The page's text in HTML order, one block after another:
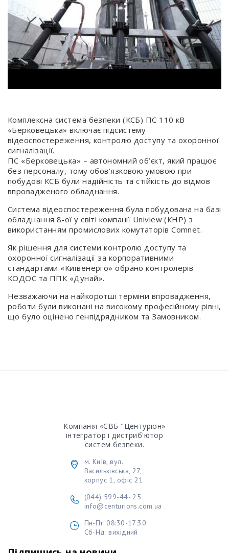
Комплексна система безпеки (КСБ) ПС 110 кВ
«Берковецька» включає підсистему
відеоспостереження, контролю доступу та охоронної
сигналізації.
ПС «Берковецька» – автономний об’єкт, який працює
без персоналу, тому обов’язковою умовою при
побудові КСБ були надійність та стійкість до відмов
впровадженого обладнання.
Система відеоспостереження була побудована на базі
обладнання 8-ої у світі компанії Uniview (КНР) з
використанням промислових комутаторів Comnet.
Як рішення для системи контролю доступу та
охоронної сигналізації за корпоративними
стандартами «Київенерго» обрано контролерів
КОДОС та ППК «Дунай».
Незважаючи на найкоротші терміни впровадження,
роботи були виконані на високому професійному рівні,
що було оцінено генпідрядником та Замовником.
Компанія «СВБ "Центуріон»
інтегратор і дистриб'ютор
систем безпеки.
м. Київ, вул.
Васильківська, 27,
корпус 1, офіс 21
(044) 599-44- 25
info@centurions.com.ua
Пн-Пт: 08:30-17:30
Cб-Нд: вихідний